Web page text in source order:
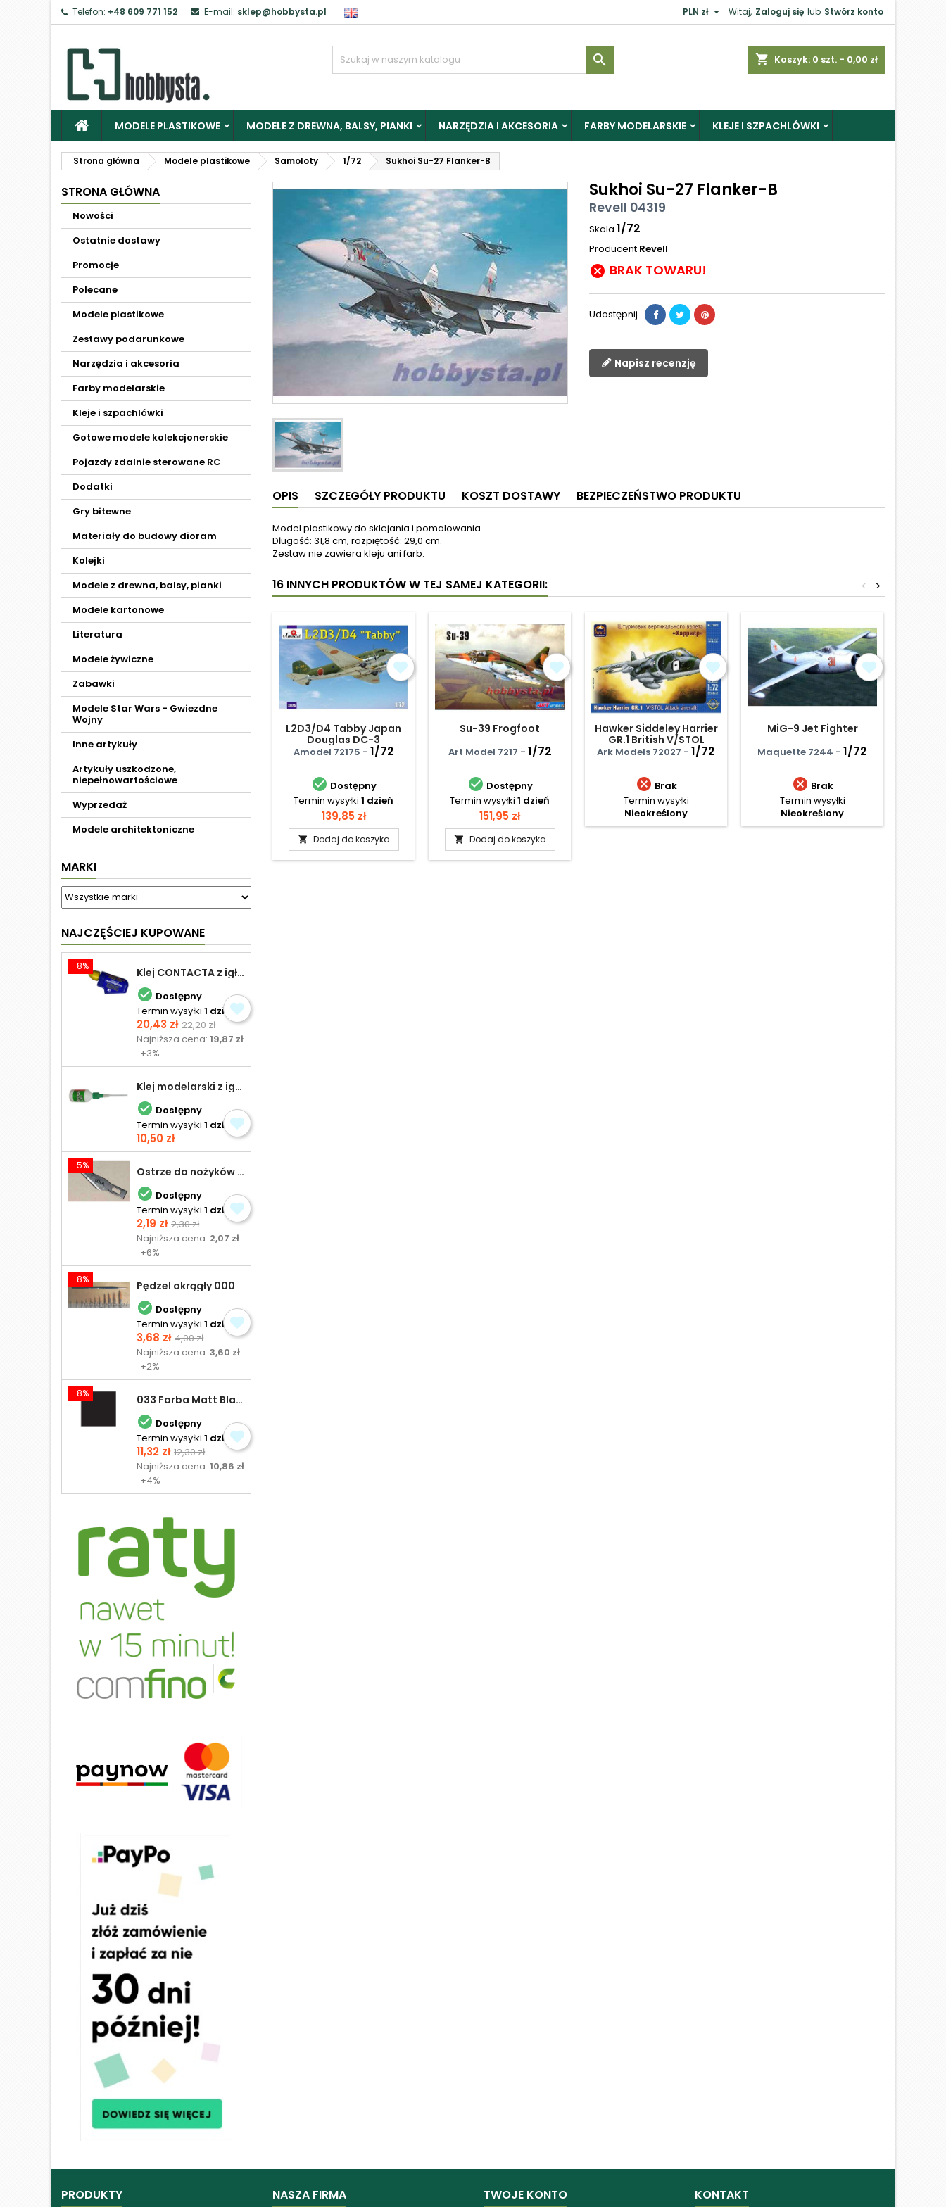
Telefon: +48 609 771 152 E-mail: sklep@hobbysta.pl Witaj, Zaloguj się lub Stwórz konto
PLN zł 
shopping_cart Koszyk: 0 szt. - 0,00 zł

MODELE PLASTIKOWE MODELE Z DREWNA, BALSY, PIANKI NARZĘDZIA I AKCESORIA FARBY MODELARSKIE KLEJE I SZPACHLÓWKI
Strona główna Modele plastikowe Samoloty 1/72 Sukhoi Su-27 Flanker-B
STRONA GŁÓWNA
Nowości
Ostatnie dostawy
Promocje
Polecane
Modele plastikowe
Zestawy podarunkowe
Narzędzia i akcesoria
Farby modelarskie
Kleje i szpachlówki
Gotowe modele kolekcjonerskie
Pojazdy zdalnie sterowane RC
Dodatki
Gry bitewne
Materiały do budowy dioram
Kolejki
Modele z drewna, balsy, pianki
Modele kartonowe
Literatura
Modele żywiczne
Zabawki
Modele Star Wars - Gwiezdne
Wojny
Inne artykuły
Artykuły uszkodzone,
niepełnowartościowe
Wyprzedaż
Modele architektoniczne
MARKI
NAJCZĘŚCIEJ KUPOWANE
-8% Klej CONTACTA z igłą do plastiku 25,0 g
 Dostępny
Termin wysyłki 1 dzień
Cena
20,43 zł Cena
podstawowa
22,20 zł
Najniższa cena:19,87 zł
+3%
Klej modelarski z igłą 30 ml
 Dostępny
Termin wysyłki 1 dzień
Cena
10,50 zł
-5% Ostrze do nożyków Excel
 Dostępny
Termin wysyłki 1 dzień
Cena
2,19 zł Cena
podstawowa
2,30 zł
Najniższa cena: 2,07 zł
+6%
-8% Pędzel okrągły 000
 Dostępny
Termin wysyłki 1 dzień
Cena
3,68 zł Cena
podstawowa
4,00 zł
Najniższa cena:3,60 zł
+2%
-8% 033 Farba Matt Black - olejna
 Dostępny
Termin wysyłki 1 dzień
Cena
11,32 zł Cena
podstawowa
12,30 zł
Najniższa cena:10,86 zł
+4%
Sukhoi Su-27 Flanker-B
Revell 04319
Skala 1/72
Producent Revell
 BRAK TOWARU!
Udostępnij
Napisz recenzję
OPIS SZCZEGÓŁY PRODUKTU KOSZT DOSTAWY BEZPIECZEŃSTWO PRODUKTU
Model plastikowy do sklejania i pomalowania.
Długość: 31,8 cm, rozpiętość: 29,0 cm.
Zestaw nie zawiera kleju ani farb.
16 INNYCH PRODUKTÓW W TEJ SAMEJ KATEGORII: >
<
L2D3/D4 Tabby Japan
Douglas DC-3
Amodel 72175 - 1/72
 Dostępny
Termin wysyłki 1 dzień
Cena
139,85 zł
 Dodaj do koszyka
Su-39 Frogfoot
Art Model 7217 - 1/72
 Dostępny
Termin wysyłki 1 dzień
Cena
151,95 zł
 Dodaj do koszyka
Hawker Siddeley Harrier
GR.1 British V/STOL
attack aircraft
Ark Models 72027 - 1/72
 Brak
Termin wysyłki
Nieokreślony
MiG-9 Jet Fighter
Maquette 7244 - 1/72
 Brak
Termin wysyłki
Nieokreślony
PRODUKTY NASZA FIRMA TWOJE KONTO KONTAKT